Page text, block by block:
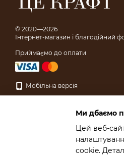
© 2020—2026
Інтернет-магазин і благодійний
Приймаємо до оплати
Мобільна версія
Інтернет-магазин створений з
Ми дбаємо
Цей веб-
cookie.